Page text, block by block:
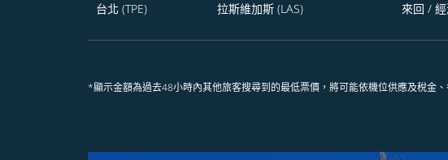
台北 (TPE) 拉斯維加斯 (LAS) 來回 /
*顯示金額為過去48小時內其他旅客搜尋到的最低票價，將可能依機位供應及稅金